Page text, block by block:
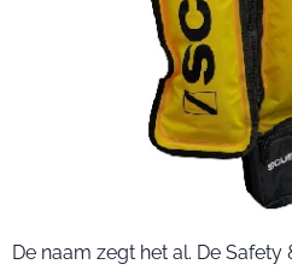
De naam zegt het al. De Safety